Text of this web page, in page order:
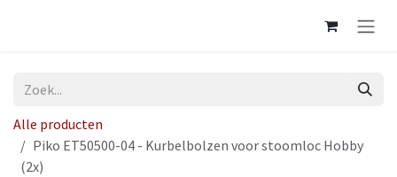
Alle producten
Piko ET50500-04 - Kurbelbolzen voor stoomloc Hobby
(2x)